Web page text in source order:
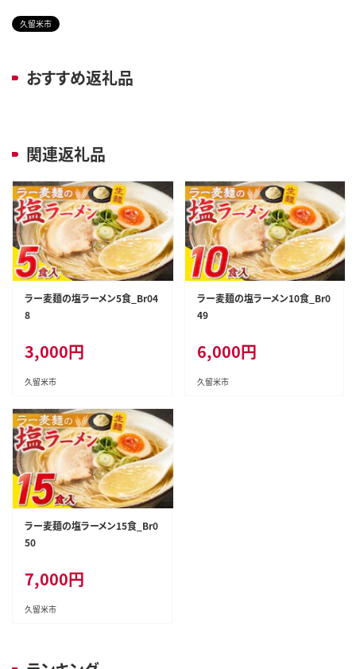
久留米市
おすすめ返礼品
関連返礼品
ラー麦麺の塩ラーメン5食_Br04
8
3,000円
久留米市
ラー麦麺の塩ラーメン10食_Br0
49
6,000円
久留米市
ラー麦麺の塩ラーメン15食_Br0
50
7,000円
久留米市